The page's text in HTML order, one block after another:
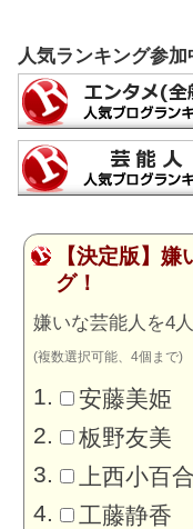
人気ランキング参加
【決定版】
グ！
嫌いな芸能人を4
(複数選択可能、4個まで)
安藤美姫
板野友美
上西小百合
工藤静香